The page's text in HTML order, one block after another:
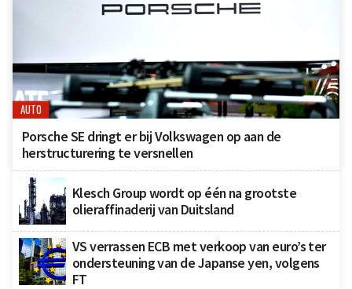
AUTO
Porsche SE dringt er bij Volkswagen op aan de
herstructurering te versnellen
Klesch Group wordt op één na grootste
olieraffinaderij van Duitsland
VS verrassen ECB met verkoop van euro’s ter
ondersteuning van de Japanse yen, volgens
FT